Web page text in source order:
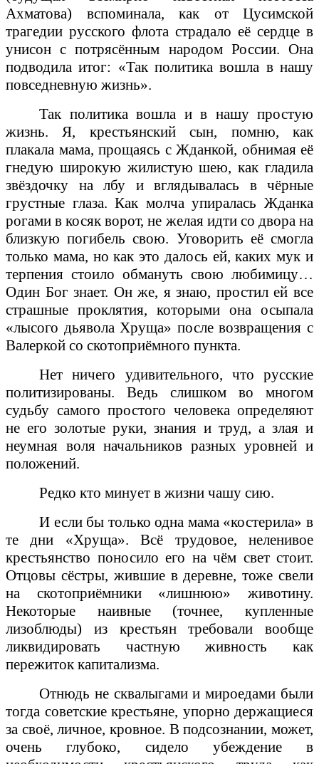
Ахматова) вспоминала, как от Цусимской
трагедии русского флота страдало её сердце в
унисон с потрясённым народом России. Она
подводила итог: «Так политика вошла в нашу
повседневную жизнь».
Так политика вошла и в нашу простую
жизнь. Я, крестьянский сын, помню, как
плакала мама, прощаясь с Жданкой, обнимая её
гнедую широкую жилистую шею, как гладила
звёздочку на лбу и вглядывалась в чёрные
грустные глаза. Как молча упиралась Жданка
рогами в косяк ворот, не желая идти со двора на
близкую погибель свою. Уговорить её смогла
только мама, но как это далось ей, каких мук и
терпения стоило обмануть свою любимицу…
Один Бог знает. Он же, я знаю, простил ей все
страшные проклятия, которыми она осыпала
«лысого дьявола Хруща» после возвращения с
Валеркой со скотоприёмного пункта.
Нет ничего удивительного, что русские
политизированы. Ведь слишком во многом
судьбу самого простого человека определяют
не его золотые руки, знания и труд, а злая и
неумная воля начальников разных уровней и
положений.
Редко кто минует в жизни чашу сию.
И если бы только одна мама «костерила» в
те дни «Хруща». Всё трудовое, неленивое
крестьянство поносило его на чём свет стоит.
Отцовы сёстры, жившие в деревне, тоже свели
на скотоприёмники «лишнюю» животину.
Некоторые наивные (точнее, купленные
лизоблюды) из крестьян требовали вообще
ликвидировать частную живность как
пережиток капитализма.
Отнюдь не сквалыгами и мироедами были
тогда советские крестьяне, упорно держащиеся
за своё, личное, кровное. В подсознании, может,
очень глубоко, сидело убеждение в